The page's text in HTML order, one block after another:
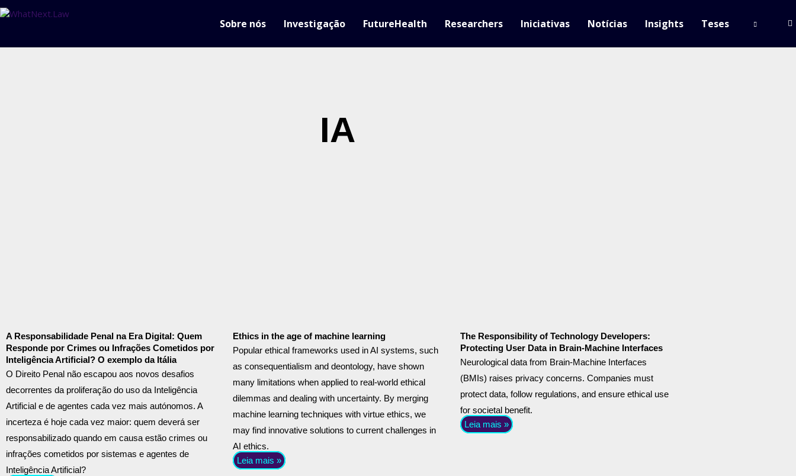
Sobre nós Investigação FutureHealth Researchers Iniciativas Notícias Insights Teses
IA
A Responsabilidade Penal na Era Digital: Quem
Responde por Crimes ou Infrações Cometidos por
Inteligência Artificial? O exemplo da Itália
O Direito Penal não escapou aos novos desafios
decorrentes da proliferação do uso da Inteligência
Artificial e de agentes cada vez mais autónomos. A
incerteza é hoje cada vez maior: quem deverá ser
responsabilizado quando em causa estão crimes ou
infrações cometidos por sistemas e agentes de
Inteligência Artificial?
Ethics in the age of machine learning
Popular ethical frameworks used in AI systems, such
as consequentialism and deontology, have shown
many limitations when applied to real-world ethical
dilemmas and dealing with uncertainty. By merging
machine learning techniques with virtue ethics, we
may find innovative solutions to current challenges in
AI ethics.
Leia mais »
The Responsibility of Technology Developers:
Protecting User Data in Brain-Machine Interfaces
Neurological data from Brain-Machine Interfaces
(BMIs) raises privacy concerns. Companies must
protect data, follow regulations, and ensure ethical use
for societal benefit.
Leia mais »